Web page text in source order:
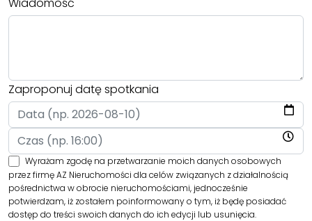
Zaproponuj datę spotkania
Wyrażam zgodę na przetwarzanie moich danych osobowych
przez firmę AZ Nieruchomości dla celów związanych z działalnością
pośrednictwa w obrocie nieruchomościami, jednocześnie
potwierdzam, iż zostałem poinformowany o tym, iż będę posiadać
dostęp do treści swoich danych do ich edycji lub usunięcia.